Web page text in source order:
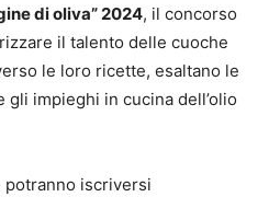
di oliva” 2024, il concorso
il talento delle cuoche
le loro ricette, esaltano le
impieghi in cucina dell’olio
iscriversi